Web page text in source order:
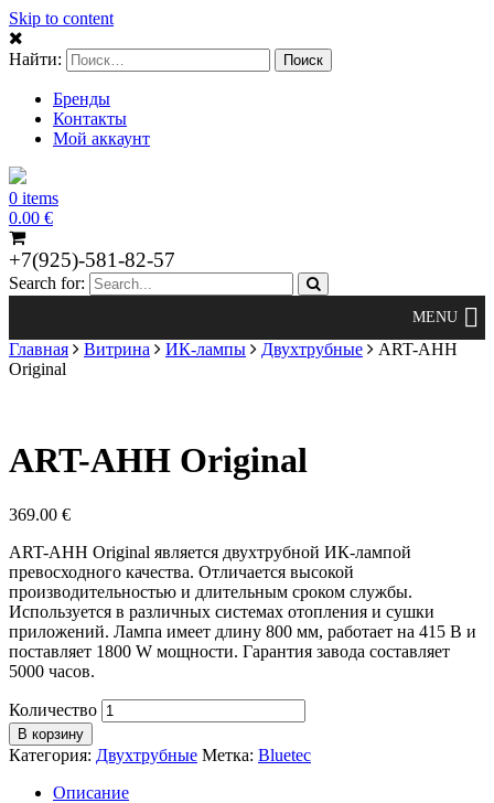
Skip to content
Найти:
Бренды
Контакты
Мой аккаунт
0 items
0.00 €
+7(925)-581-82-57
Search for:
Главная Витрина ИК-лампы Двухтрубные
ART-AHH
Original
ART-AHH Original
369.00 €
ART-AHH Original является двухтрубной ИК-лампой
превосходного качества. Отличается высокой
производительностью и длительным сроком службы.
Используется в различных системах отопления и сушки
приложений. Лампа имеет длину 800 мм, работает на 415 В и
поставляет 1800 W мощности. Гарантия завода составляет
5000 часов.
Количество
В корзину
Категория: Двухтрубные Метка: Bluetec
Описание